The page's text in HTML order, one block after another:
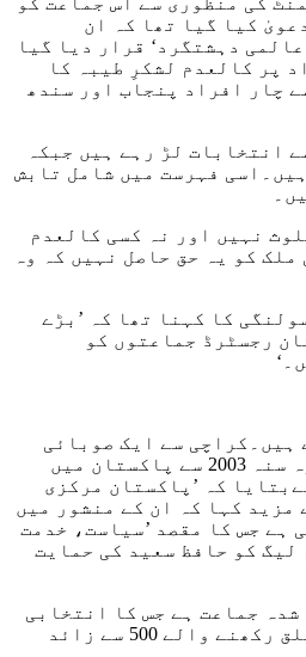
کیا گیا تھا کہ ان
دہشتگرد‘ قرار دیا گیا
پر کالعدم لشکرِ طیبہ کا
چار افراد پنجاب اور سندھ
ایس 64 پر مرکزی مسلم لیگ کے پلیٹ فارم سے انتخابات لڑ رہے ہیں جبکہ
اور این اے 77 سے مرکزی مسلم لیگ کے امیدوار ہیں۔اسی فہرست میں شامل تابش
نہیں اور نہ کسی کالعدم
کو یہ حق حاصل نہیں کہ وہ
کا کہنا تھا کہ ’بڑے
رجسٹرڈ جماعتوں کو
ہیں۔کراچی سے ایک صوبائی
اسمبلی کی نشست کے لیے امیدوار ندیم احمد اعوان نے بتایا کہ ان کی جماعت کا حافظ سعید سے کوئی تعلق نہیں تاہم ان کا کہنا تھا کہ وہ سنہ 2003 سے پاکستان میں
کہ ’پاکستان مرکزی
مزید کہا کہ ان کے منشور میں
ہے جس کا مقصد ’سیاست، خدمت
لیگ کو حافظ سعید کی حمایت
جماعت ہے جس کا انتخابی
نشان کرسی ہے۔ ان کی جماعت کا کسی بھی کالعدم جماعت یا شخص سے تعلق نہیں اور انھوں نے ملک بھر سے مختلف مکتبہ فکر اور شعبوں سے تعلق رکھنے والے 500 سے زائد